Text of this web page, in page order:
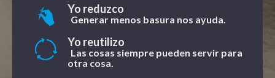
Yo reduzco
Generar menos basura nos ayuda.
Yo reutilizo
Las cosas siempre pueden servir para
otra cosa.